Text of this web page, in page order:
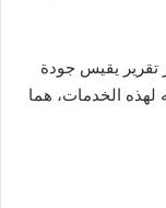
تقرير يقيس جودة
لهذه الخدمات، هما